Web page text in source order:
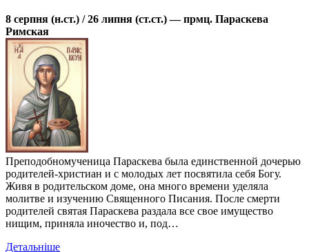
8 серпня (н.ст.) / 26 липня (ст.ст.) — прмц. Параскева
Римская
Преподобномученица Параскева была единственной дочерью
родителей-христиан и с молодых лет посвятила себя Богу.
Живя в родительском доме, она много времени уделяла
молитве и изучению Священного Писания. После смерти
родителей святая Параскева раздала все свое имущество
нищим, приняла иночество и, под…
Детальніше